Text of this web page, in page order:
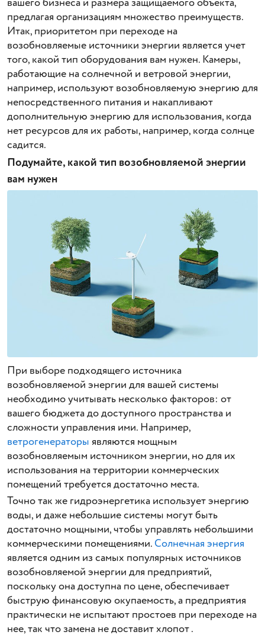
предлагая организациям множество преимуществ.
Итак, приоритетом при переходе на
возобновляемые источники энергии является учет
того, какой тип оборудования вам нужен. Камеры,
работающие на солнечной и ветровой энергии,
например, используют возобновляемую энергию для
непосредственного питания и накапливают
дополнительную энергию для использования, когда
нет ресурсов для их работы, например, когда солнце
садится.
Подумайте, какой тип возобновляемой энергии
вам нужен
При выборе подходящего источника
возобновляемой энергии для вашей системы
необходимо учитывать несколько факторов: от
вашего бюджета до доступного пространства и
сложности управления ими. Например,
ветрогенераторы являются мощным
возобновляемым источником энергии, но для их
использования на территории коммерческих
помещений требуется достаточно места.
Точно так же гидроэнергетика использует энергию
воды, и даже небольшие системы могут быть
достаточно мощными, чтобы управлять небольшими
коммерческими помещениями.Солнечная энергия
является одним из самых популярных источников
возобновляемой энергии для предприятий,
поскольку она доступна по цене, обеспечивает
быструю финансовую окупаемость, а предприятия
практически не испытают простоев при переходе на
нее, так что замена не доставит хлопот .